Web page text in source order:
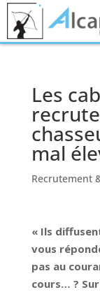
Les
mal
Recrutement
« Ils
vous
pas au
cours… ?